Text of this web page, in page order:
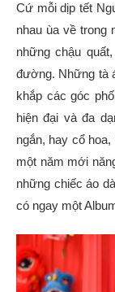
Cứ mỗi dịp tết
nhau ùa về trong
những chậu
đường. Những tà
khắp các góc
hiện đại và đa
ngắn, hay cổ
một năm mới
những chiếc áo
có ngay một